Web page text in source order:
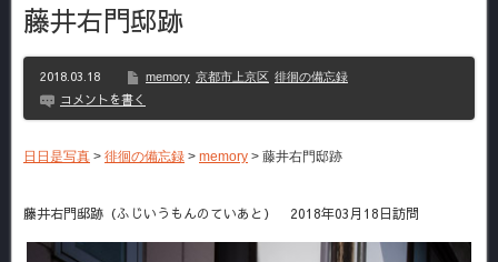
藤井右門邸跡
2018.03.18 memory 京都市上京区 徘徊の備忘録
コメントを書く
日日是写真 > 徘徊の備忘録 > memory > 藤井右門邸跡
藤井右門邸跡（ふじいうもんのていあと） 2018年03月18日訪問